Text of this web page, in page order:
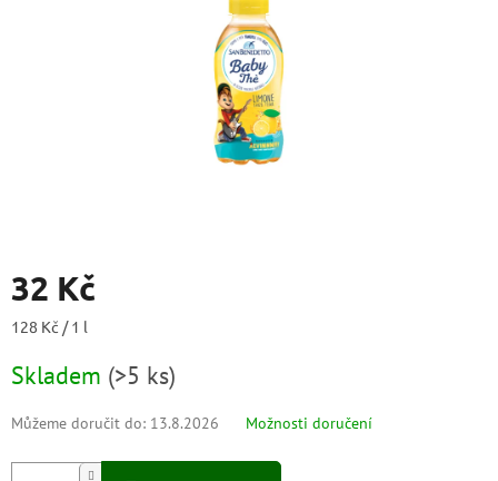
32 Kč
Měrná
128 Kč / 1 l
Skladem (>5 ks)
Můžeme doručit do: 13.8.2026 Možnosti doručení